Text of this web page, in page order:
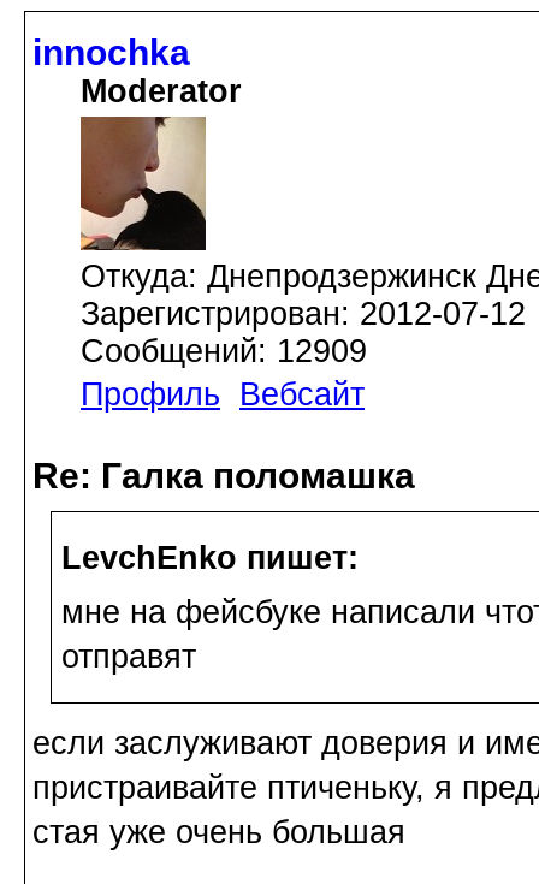
innochka
Moderator
Откуда: Днепродзержинск
Зарегистрирован: 2012-07-12
Сообщений: 12909
Профиль
Вебсайт
Re: Галка поломашка
LevchEnko пишет:
мне на фейсбуке написали
отправят
если заслуживают доверия и
пристраивайте птиченьку, я
стая уже очень большая